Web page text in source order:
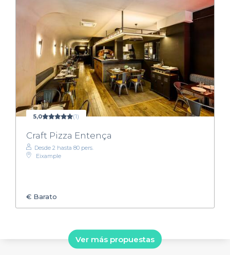
5,0 (1)
Craft Pizza Entença
Desde 2 hasta 80 pers.
Eixample
€ Barato
Ver más propuestas